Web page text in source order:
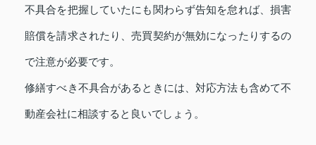
不具合を把握していたにも関わらず告知を怠れば、損害
賠償を請求されたり、売買契約が無効になったりするの
で注意が必要です。
修繕すべき不具合があるときには、対応方法も含めて不
動産会社に相談すると良いでしょう。